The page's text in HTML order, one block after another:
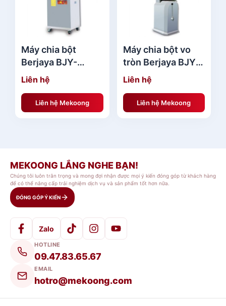
Máy chia bột
Berjaya BJY-
DD120
Liên hệ
Liên hệ Mekoong
Máy chia bột vo
tròn Berjaya BJY-
DDR30
Liên hệ
Liên hệ Mekoong
MEKOONG LẮNG NGHE BẠN!
Chúng tôi luôn trân trọng và mong đợi nhận được mọi ý kiến đóng góp từ khách hàng
để có thể nâng cấp trải nghiệm dịch vụ và sản phẩm tốt hơn nữa.
ĐÓNG GÓP Ý KIẾN
Zalo
HOTLINE
09.47.83.65.67
EMAIL
hotro@mekoong.com